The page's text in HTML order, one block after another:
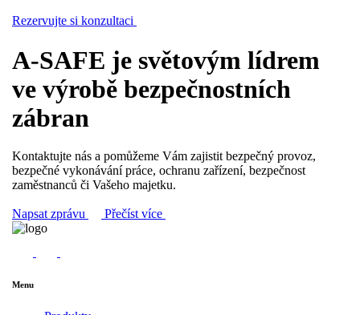
Rezervujte si konzultaci
A-SAFE je světovým lídrem
ve výrobě bezpečnostních
zábran
Kontaktujte nás a pomůžeme Vám zajistit bezpečný provoz,
bezpečné vykonávání práce, ochranu zařízení, bezpečnost
zaměstnanců či Vašeho majetku.
Napsat zprávu Přečíst více
Menu